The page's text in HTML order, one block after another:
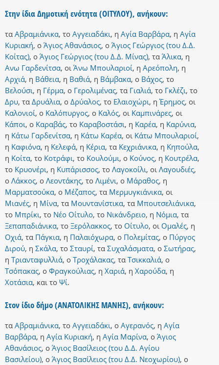
Στην ίδια Δημοτική ενότητα (ΟΙΤΥΛΟΥ), ανήκουν:
τα Αβραμιάνικα, το Αγγειαδάκι, η Αγία Βαρβάρα, η Αγία
Κυριακή, ο Άγιος Αθανάσιος, ο Άγιος Γεώργιος (του Δ.Δ.
Κοίτας), ο Άγιος Γεώργιος (του Δ.Δ. Μίνας), τα Άλικα, η
Ανω Γαρδενίτσα, οι Άνω Μπουλαριοί, η Αρεόπολη, η
Αρχιά, η Βάθεια, η Βαθιά, η Βάμβακα, ο Βάχος, το
Βελούσι, η Γέρμα, ο Γερολιμένας, τα Γιαλιά, το Γκλέζι, το
Δρυ, τα Δρυάλια, ο Δρύαλος, το Ελαιοχώρι, η Έρημος, οι
Καλονιοί, ο Καλόπυργος, ο Καλός, οι Καμπινάρες, οι
Κάποι, ο Καραβάς, το Καραβοστάσι, η Καρέα, η Καρύνια,
η Κάτω Γαρδενίτσα, η Κάτω Καρέα, οι Κάτω Μπουλαριοί,
η Καφιόνα, η Κελεφά, η Κέρια, τα Κεχριάνικα, η Κηπούλα,
η Κοίτα, το Κοτράφι, το Κουλούμι, ο Κούνος, η Κουτρέλα,
το Κρυονέρι, η Κυπάρισσος, το Λαγοκοίλι, οι Λαγουδιές,
ο Λάκκος, ο Λεοντάκης, το Λιμένι, ο Μάραθος, η
Μαρματσούκα, ο Μέζαπος, τα Μερμυγκιάνικα, οι
Μιανές, η Μίνα, τα Μουντανίστικα, τα Μπουτσελιάνικα,
το Μπρίκι, το Νέο Οίτυλο, το Νικάνδρειο, η Νόμια, τα
Ξεπαπαδιάνικα, το Ξερόλακκος, το Οίτυλο, οι Ομαλές, η
Οχιά, τα Πάγκια, η Παλαιόχωρα, ο Πολεμίτας, ο Πύργος
Διρού, η Σκάλα, το Σταυρί, τα Συχαλάσματα, ο Σωτήρας,
η Τριανταφυλλιά, ο Τροχάλακας, τα Τσικκαλιά, ο
Τσόπακας, ο Φραγκούλιας, η Χαριά, η Χαρούδα, η
Χοτάσια, και το Ψί.
Στον ίδιο δήμο (ΑΝΑΤΟΛΙΚΗΣ ΜΑΝΗΣ), ανήκουν:
τα Αβραμιάνικα, το Αγγειαδάκι, ο Αγερανός, η Αγία
Βαρβάρα, η Αγία Κυριακή, η Αγία Μαρίνα, ο Άγιος
Αθανάσιος, ο Άγιος Βασίλειος (του Δ.Δ. Αγίου
Βασιλείου), ο Άγιος Βασίλειος (του Δ.Δ. Νεοχωρίου), ο